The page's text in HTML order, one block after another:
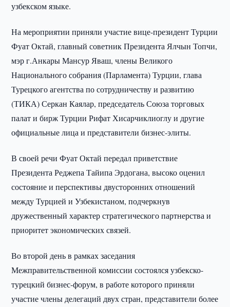
узбекском языке.
На мероприятии приняли участие вице-президент Турции
Фуат Октай, главный советник Президента Ялчын Топчи,
мэр г.Анкары Мансур Яваш, члены Великого
Национального собрания (Парламента) Турции, глава
Турецкого агентства по сотрудничеству и развитию
(ТИКА) Серкан Каялар, председатель Союза торговых
палат и бирж Турции Рифат Хисарчиклиоглу и другие
официальные лица и представители бизнес-элиты.
В своей речи Фуат Октай передал приветствие
Президента Реджепа Тайипа Эрдогана, высоко оценил
состояние и перспективы двусторонних отношений
между Турцией и Узбекистаном, подчеркнув
дружественный характер стратегического партнерства и
приоритет экономических связей.
Во второй день в рамках заседания
Межправительственной комиссии состоялся узбекско-
турецкий бизнес-форум, в работе которого приняли
участие члены делегаций двух стран, представители более